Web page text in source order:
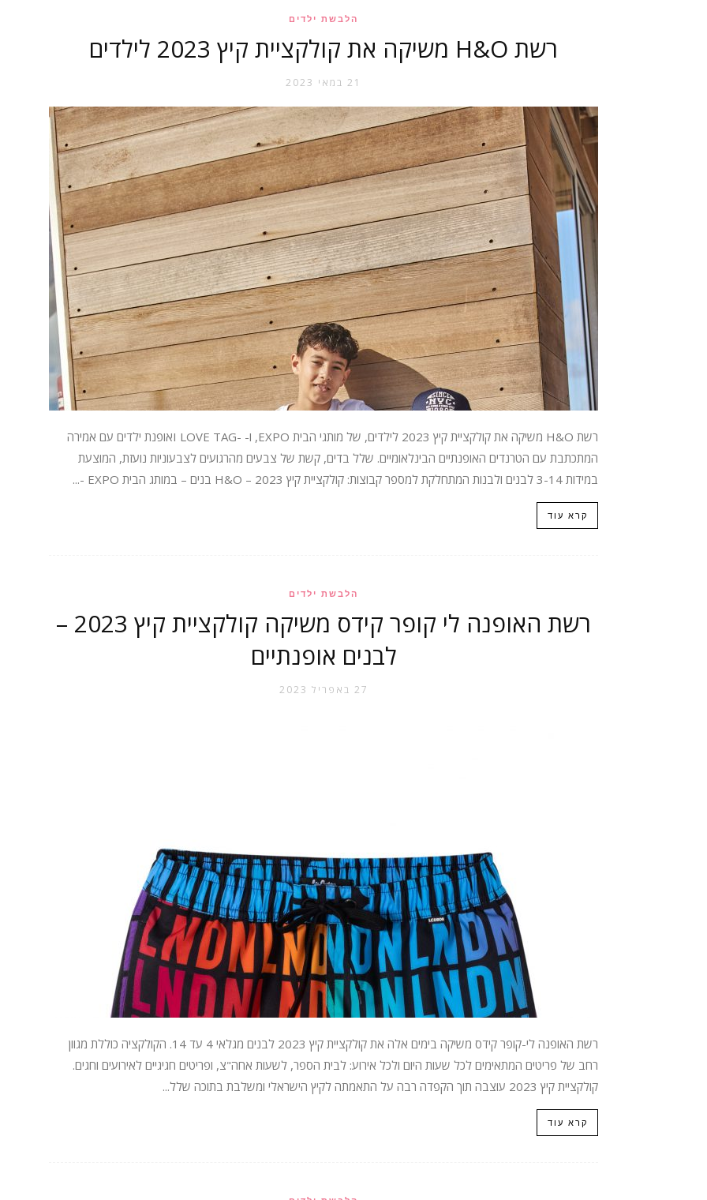
הלבשת ילדים
רשת H&O משיקה את קולקציית קיץ 2023 לילדים
21 במאי 2023
רשת H&O משיקה את קולקציית קיץ 2023 לילדים, של מותגי הבית EXPO, ו- -I LOVE TAGאופנת ילדים עם אמירה
המתכתבת עם הטרנדים האופנתיים הבינלאומיים. שלל בדים, קשת של צבעים מהרגועים לצבעוניות נועזת, המוצעת
במידות 3-14 לבנים ולבנות המתחלקת למספר קבוצות: קולקציית קיץ 2023 – H&O בנים – במותג הבית EXPO -...
קרא עוד
הלבשת ילדים
רשת האופנה לי קופר קידס משיקה קולקציית קיץ 2023 –
לבנים אופנתיים
27 באפריל 2023
רשת האופנה לי-קופר קידס משיקה בימים אלה את קולקציית קיץ 2023 לבנים מגלאי 4 עד 14. הקולקציה כוללת מגוון
רחב של פריטים המתאימים לכל שעות היום ולכל אירוע: לבית הספר, לשעות אחה"צ, ופריטים חגיגיים לאירועים וחגים.
קולקציית קיץ 2023 עוצבה תוך הקפדה רבה על התאמתה לקיץ הישראלי ומשלבת בתוכה שלל...
קרא עוד